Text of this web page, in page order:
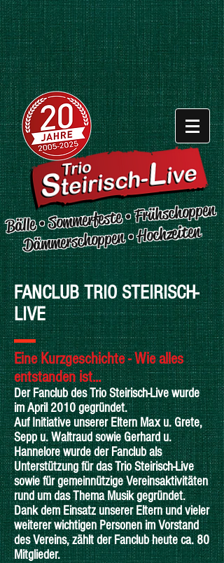
Bälle • Sommerfeste • Frühschoppen
Dämmerschoppen • Hochzeiten
FANCLUB TRIO STEIRISCH-
LIVE
Eine Kurzgeschichte - Wie alles
entstanden ist...
Der Fanclub des Trio Steirisch-Live wurde
im April 2010 gegründet.
Auf Initiative unserer Eltern Max u. Grete,
Sepp u. Waltraud sowie Gerhard u.
Hannelore wurde der Fanclub als
Unterstützung für das Trio Steirisch-Live
sowie für gemeinnützige Vereinsaktivitäten
rund um das Thema Musik gegründet.
Dank dem Einsatz unserer Eltern und vieler
weiterer wichtigen Personen im Vorstand
des Vereins, zählt der Fanclub heute ca. 80
Mitglieder.